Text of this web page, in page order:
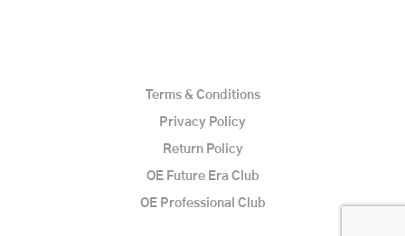
Terms & Conditions
Privacy Policy
Return Policy
OE Future Era Club
OE Professional Club